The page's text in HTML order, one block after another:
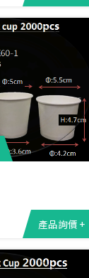
產品詢價 +